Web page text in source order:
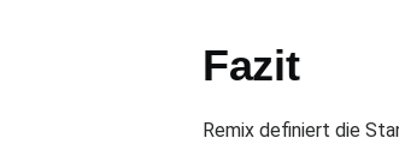
Fazit
Remix definiert die